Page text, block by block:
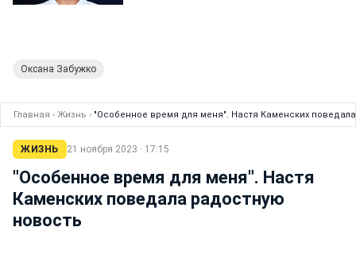
Оксана Забужко
Главная › Жизнь › "Особенное время для меня". Настя Каменских
ЖИЗНЬ 21 ноября 2023 · 17:15
"Особенное время для меня". Настя
Каменских поведала радостную
новость